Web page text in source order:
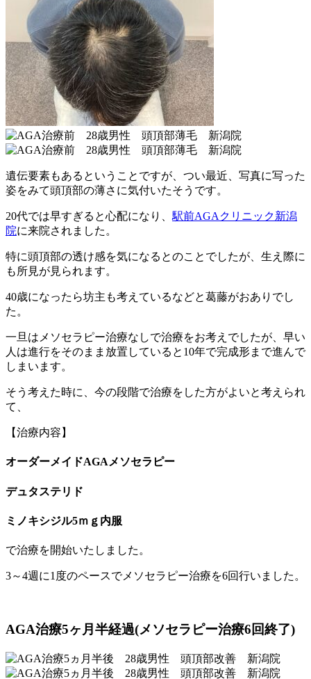
遺伝要素もあるということですが、つい最近、写真に写った
姿をみて頭頂部の薄さに気付いたそうです。
20代では早すぎると心配になり、 駅前AGAクリニック新潟
院に来院されました。
特に頭頂部の透け感を気になるとのことでしたが、生え際に
も所見が見られます。
40歳になったら坊主も考えているなどと葛藤がおありでし
た。
一旦はメソセラピー治療なしで治療をお考えでしたが、早い
人は進行をそのまま放置していると10年で完成形まで進んで
しまいます。
そう考えた時に、今の段階で治療をした方がよいと考えられ
て、
【治療内容】
オーダーメイドAGAメソセラピー
デュタステリド
ミノキシジル5ｍｇ内服
で治療を開始いたしました。
3～4週に1度のペースでメソセラピー治療を6回行いました。
AGA治療5ヶ月半経過(メソセラピー治療6回終了)